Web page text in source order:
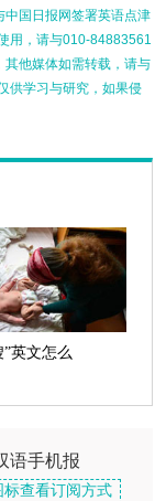
中国日报网签署英语点津
用，请与010-84883561
其他媒体如需转载，请与
供学习与研究，如果侵
”英文怎么
语手机报
标查看订阅方式